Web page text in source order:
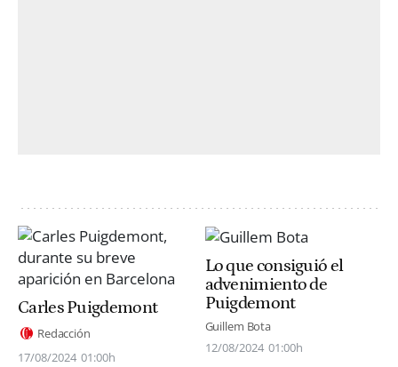
Carles Puigdemont
Redacción
17/08/2024 01:00h
Lo que consiguió el
advenimiento de
Puigdemont
Guillem Bota
12/08/2024 01:00h